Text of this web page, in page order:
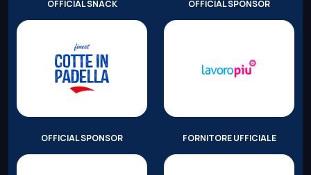
OFFICIAL SNACK OFFICIAL SPONSOR
OFFICIAL SPONSOR FORNITORE UFFICIALE